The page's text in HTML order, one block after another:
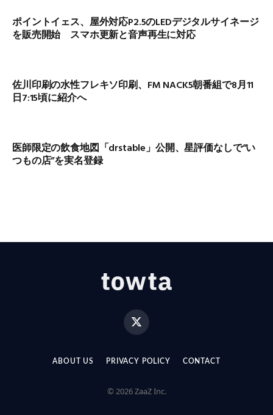
ポイントイェス、屋外対応P2.5のLEDデジタルサイネージ
を販売開始 スマホ更新と音声再生に対応
佐川印刷の水性フレキソ印刷、FM NACK5朝番組で8月11
日7:15頃に紹介へ
医師限定の飲食地図「drstable」公開、星評価なしで“い
つもの店”を実名登録
X
(Twitter)
ABOUT US PRIVACY POLICY CONTACT
© 2026 ZaaZ Inc.